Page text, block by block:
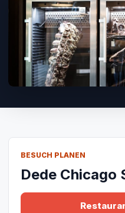
BESUCH PLANEN
Dede Chicago